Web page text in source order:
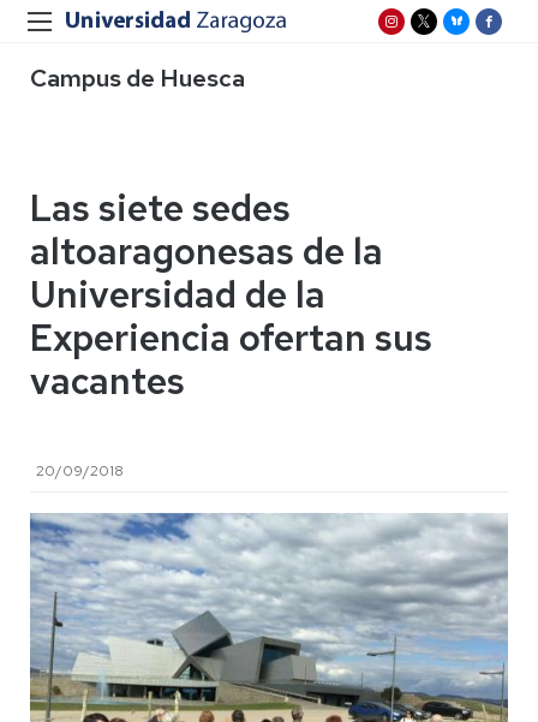
Campus de Huesca
Las siete sedes
altoaragonesas de la
Universidad de la
Experiencia ofertan sus
vacantes
20/09/2018